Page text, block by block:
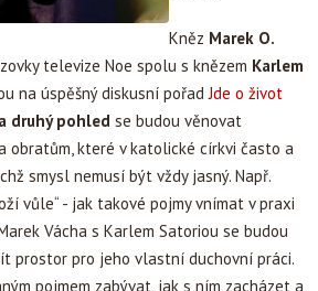
Kněz Marek O.
televize Noe spolu s knězem Karlem
na úspěšný diskusní pořadJde o život
druhý pohled se budou věnovat
obratům, které v katolické církvi často a
smysl nemusí být vždy jasný. Např.
vůle“ - jak takové pojmy vnímat v praxi
Vácha s Karlem Satoriou se budou
prostor pro jeho vlastní duchovní práci.
pojmem zabývat, jak s ním zacházet a